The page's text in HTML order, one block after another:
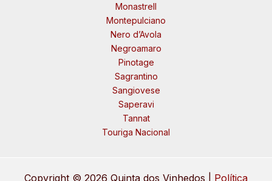
Monastrell
Montepulciano
Nero d’Avola
Negroamaro
Pinotage
Sagrantino
Sangiovese
Saperavi
Tannat
Touriga Nacional
Copyright © 2026 Quinta dos Vinhedos | Política